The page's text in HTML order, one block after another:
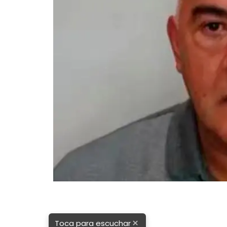
Toca para escuchar×